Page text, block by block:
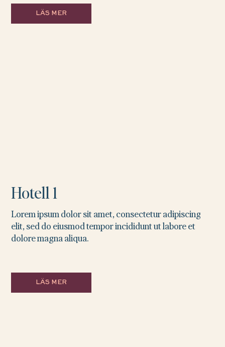
LÄS MER
LÄS MER
Hotell 1
Lorem ipsum dolor sit amet, consectetur adipiscing
elit, sed do eiusmod tempor incididunt ut labore et
dolore magna aliqua.